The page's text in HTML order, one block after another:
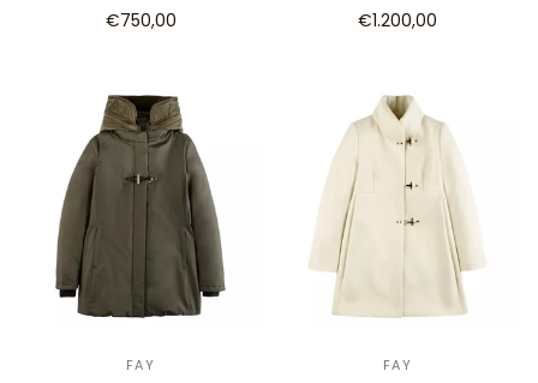
€750,00 €1.200,00
FAY FAY